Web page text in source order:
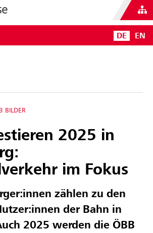
DE EN
BILDER
2025 in
im Fokus
zählen zu den
der Bahn in
2025 werden die ÖBB